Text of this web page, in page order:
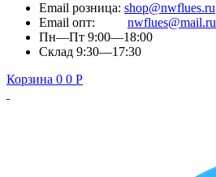
Email розница: shop@nwflues.ru
Email опт: nwflues@mail.ru
Пн—Пт 9:00—18:00
Склад 9:30—17:30
Корзина 0 0 Р